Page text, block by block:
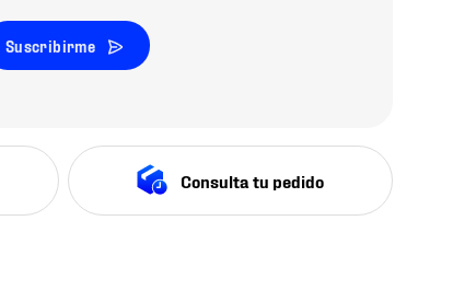
Suscribirme
Consulta tu pedido